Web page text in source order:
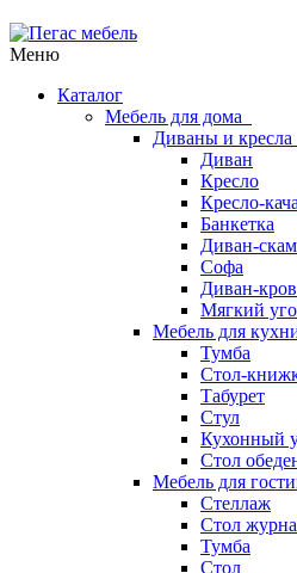
Меню
Каталог
Мебель для дома
Диваны и кресла
Диван
Кресло
Кресло-
Банкетка
Диван-
Софа
Диван-
Мягкий
Мебель для
Тумба
Стол-
Табурет
Стул
Кухонный
Стол
Мебель для
Стеллаж
Стол
Тумба
Стол